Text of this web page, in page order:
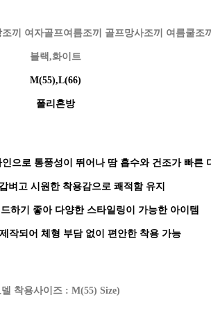
끼 여자골프여름조끼 골프망사조끼 여름쿨조끼
블랙,화이트
M(55),L(66)
폴리혼방
으로 통풍성이 뛰어나 땀 흡수와 건조가 빠른
벼고 시원한 착용감으로 쾌적함 유지
하기 좋아 다양한 스타일링이 가능한 아이템
작되어 체형 부담 없이 편안한 착용 가능
착용사이즈 : M(55) Size)